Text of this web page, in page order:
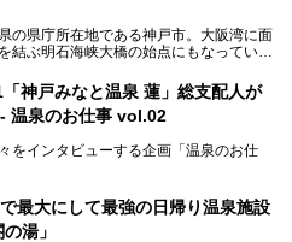
ックアップ。温泉やご当地グルメなどを
光モデルコースも紹介しているので、ぜ
の県庁所在地である神戸市。大阪湾に面
結ぶ明石海峡大橋の始点にもなっていま
びやかに発展したハーバーランドなど、
めじろ押しです。
視点から見ると、神戸市といえば何とい
リーズナブルに体験できる健康ランドや
たら……。今回はそんな希望に沿う施設
神戸みなと温泉 蓮」総支配人が
温泉のお仕事 vol.02
をインタビューする企画「温泉のお仕
連続「ベストオブ宿泊賞」に輝いた
」の魅力に迫りました！
最大にして最強の日帰り温泉施設
湯」